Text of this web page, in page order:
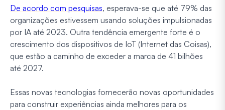
De acordo com pesquisas, esperava-se que até 79% das
organizações estivessem usando soluções impulsionadas
por IA até 2023. Outra tendência emergente forte é o
crescimento dos dispositivos de IoT (Internet das Coisas),
que estão a caminho de exceder a marca de 41 bilhões
até 2027.
Essas novas tecnologias fornecerão novas oportunidades
para construir experiências ainda melhores para os